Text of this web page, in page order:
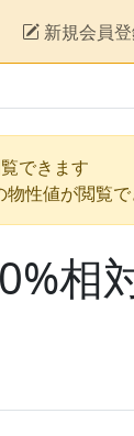
新規会員
できます
性値が閲覧
相